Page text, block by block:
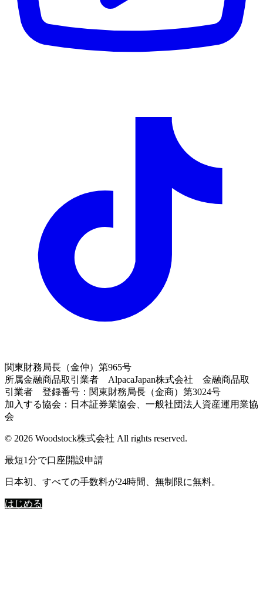
関東財務局長（金仲）第965号
所属金融商品取引業者 AlpacaJapan株式会社 金融商品取
引業者 登録番号：関東財務局長（金商）第3024号
加入する協会：日本証券業協会、一般社団法人資産運用業協
会
© 2026 Woodstock株式会社 All rights reserved.
最短1分で口座開設申請
日本初、すべての手数料が24時間、無制限に無料。
はじめる